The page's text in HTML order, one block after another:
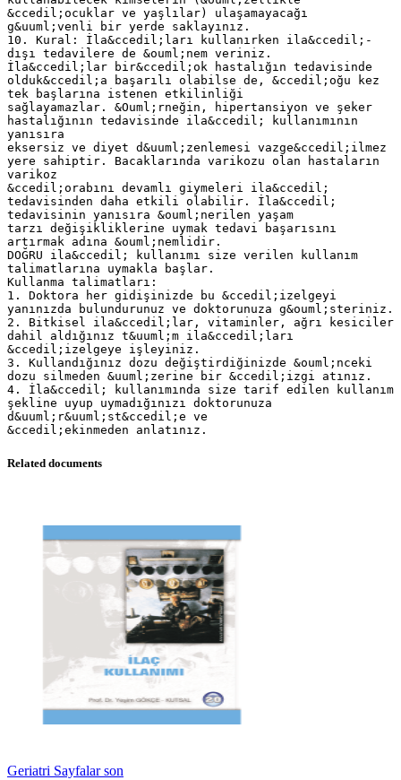
&ccedil;ocuklar ve yaşlılar) ulaşamayacağı
g&uuml;venli bir yerde saklayınız.
10. Kural: İla&ccedil;ları kullanırken ila&ccedil;-
dışı tedavilere de &ouml;nem veriniz.
İla&ccedil;lar bir&ccedil;ok hastalığın tedavisinde
olduk&ccedil;a başarılı olabilse de, &ccedil;oğu kez
tek başlarına istenen etkilinliği
sağlayamazlar. &Ouml;rneğin, hipertansiyon ve şeker
hastalığının tedavisinde ila&ccedil; kullanımının
yanısıra
eksersiz ve diyet d&uuml;zenlemesi vazge&ccedil;ilmez
yere sahiptir. Bacaklarında varikozu olan hastaların
varikoz
&ccedil;orabını devamlı giymeleri ila&ccedil;
tedavisinden daha etkili olabilir. İla&ccedil;
tedavisinin yanısıra &ouml;nerilen yaşam
tarzı değişikliklerine uymak tedavi başarısını
artırmak adına &ouml;nemlidir.
DOĞRU ila&ccedil; kullanımı size verilen kullanım
talimatlarına uymakla başlar.
Kullanma talimatları:
1. Doktora her gidişinizde bu &ccedil;izelgeyi
yanınızda bulundurunuz ve doktorunuza g&ouml;steriniz.
2. Bitkisel ila&ccedil;lar, vitaminler, ağrı kesiciler
dahil aldığınız t&uuml;m ila&ccedil;ları
&ccedil;izelgeye işleyiniz.
3. Kullandığınız dozu değiştirdiğinizde &ouml;nceki
dozu silmeden &uuml;zerine bir &ccedil;izgi atınız.
4. İla&ccedil; kullanımında size tarif edilen kullanım
şekline uyup uymadığınızı doktorunuza
d&uuml;r&uuml;st&ccedil;e ve
Related documents
Geriatri Sayfalar son